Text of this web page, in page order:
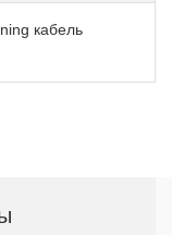
кабель